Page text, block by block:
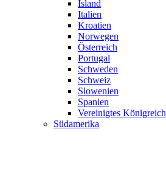
Island
Italien
Kroatien
Norwegen
Österreich
Portugal
Schweden
Schweiz
Slowenien
Spanien
Vereinigtes Königreich
Südamerika